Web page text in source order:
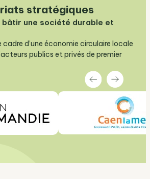
stratégiques
bâtir une société durable et
d’une économie circulaire locale
publics et privés de premier